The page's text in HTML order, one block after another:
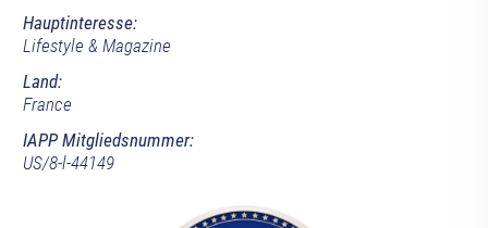
Hauptinteresse:
Lifestyle & Magazine
Land:
France
IAPP Mitgliedsnummer:
US/8-l-44149